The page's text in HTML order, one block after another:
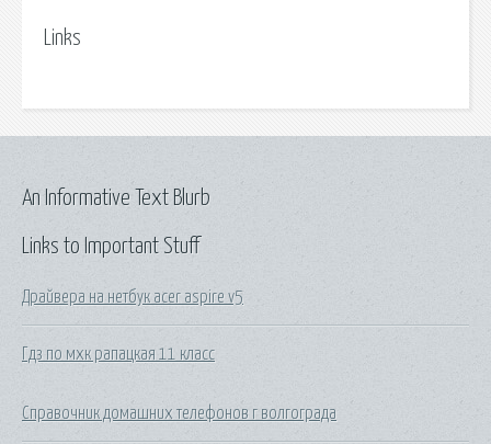
Links
Links to Important Stuff
Драйвера на нетбук acer aspire v5
Гдз по мхк рапацкая 11 класс
Справочник домашних телефонов г волгограда
An Informative Text Blurb